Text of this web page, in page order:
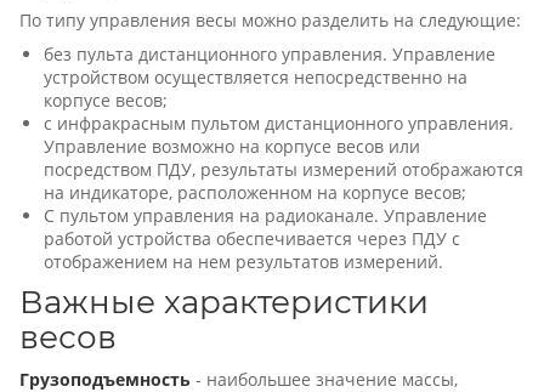
По типу управления весы можно разделить на следующие:
без пульта дистанционного управления. Управление
устройством осуществляется непосредственно на
корпусе весов;
c инфракрасным пультом дистанционного управления.
Управление возможно на корпусе весов или
посредством ПДУ, результаты измерений отображаются
на индикаторе, расположенном на корпусе весов;
С пультом управления на радиоканале. Управление
работой устройства обеспечивается через ПДУ с
отображением на нем результатов измерений.
Важные характеристики
весов
Грузоподъемность - наибольшее значение массы,